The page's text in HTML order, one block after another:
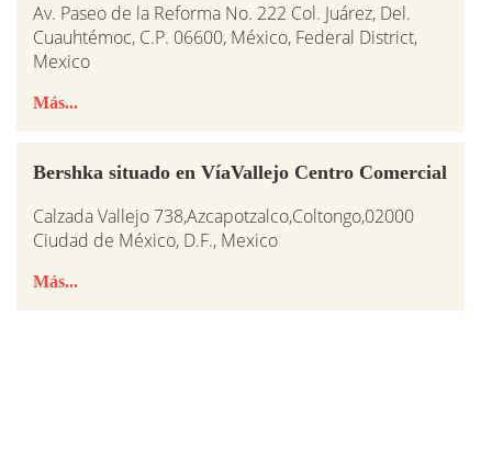
Av. Paseo de la Reforma No. 222 Col. Juárez, Del.
Cuauhtémoc, C.P. 06600, México, Federal District,
Mexico
Más...
Bershka situado en VíaVallejo Centro Comercial
Calzada Vallejo 738,Azcapotzalco,Coltongo,02000
Ciudad de México, D.F., Mexico
Más...